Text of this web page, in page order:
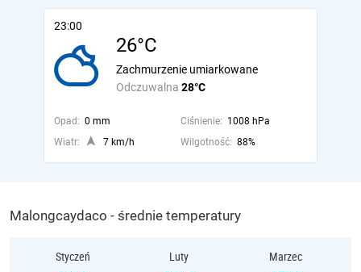
23:00
26°C
Odczuwalna 28°C
Zachmurzenie umiarkowane
Opad: 0 mm Ciśnienie: 1008 hPa
Wiatr:
7 km/h Wilgotność: 88%
Malongcaydaco - średnie temperatury
Styczeń Luty Marzec